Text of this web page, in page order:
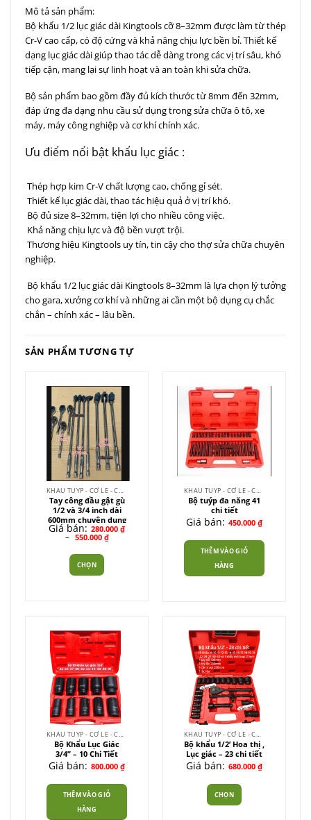
Mô tả sản phẩm:
Bộ khẩu 1/2 lục giác dài Kingtools cỡ 8–32mm được làm từ thép
Cr-V cao cấp, có độ cứng và khả năng chịu lực bền bỉ. Thiết kế
dạng lục giác dài giúp thao tác dễ dàng trong các vị trí sâu, khó
tiếp cận, mang lại sự linh hoạt và an toàn khi sửa chữa.
Bộ sản phẩm bao gồm đầy đủ kích thước từ 8mm đến 32mm,
đáp ứng đa dạng nhu cầu sử dụng trong sửa chữa ô tô, xe
máy, máy công nghiệp và cơ khí chính xác.
Ưu điểm nổi bật khẩu lục giác :
Thép hợp kim Cr-V chất lượng cao, chống gỉ sét.
Thiết kế lục giác dài, thao tác hiệu quả ở vị trí khó.
Bộ đủ size 8–32mm, tiện lợi cho nhiều công việc.
Khả năng chịu lực và độ bền vượt trội.
Thương hiệu Kingtools uy tín, tin cậy cho thợ sửa chữa chuyên
nghiệp.
Bộ khẩu 1/2 lục giác dài Kingtools 8–32mm là lựa chọn lý tưởng
cho gara, xưởng cơ khí và những ai cần một bộ dụng cụ chắc
chắn – chính xác – lâu bền.
SẢN PHẨM TƯƠNG TỰ
KHẨU TUÝP - CỜ LÊ - CẦN XIẾT
Tay công đầu gật gù
1/2 và 3/4 inch dài
600mm chuyên dụng
Giá bán: 280.000 ₫
– 550.000 ₫Khoảng
giá:
CHỌN
nhiều
biến
thể.
Các
tùy
chọn
có
thể
được
chọn
trên
trang
phẩm
KHẨU TUÝP - CỜ LÊ - CẦN XIẾT
Bộ tuýp đa năng 41
chi tiết
Giá bán: 450.000 ₫
THÊM VÀO GIỎ
HÀNG
KHẨU TUÝP - CỜ LÊ - CẦN XIẾT
Bộ Khẩu Lục Giác
3/4” – 10 Chi Tiết
Giá bán: 800.000 ₫
THÊM VÀO GIỎ
HÀNG
KHẨU TUÝP - CỜ LÊ - CẦN XIẾT
Bộ khẩu 1/2’ Hoa thị ,
Lục giác – 23 chi tiết
Giá bán: 680.000 ₫
CHỌN